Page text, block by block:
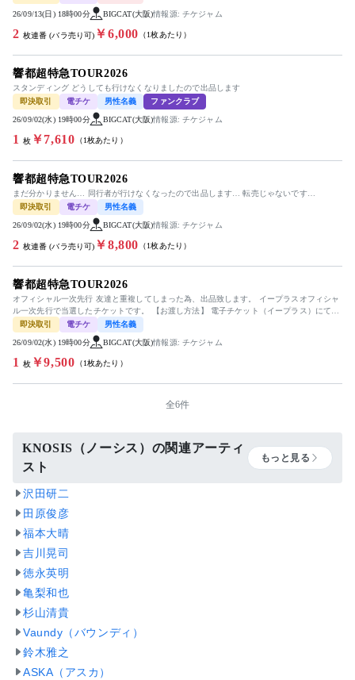
26/09/13(日) 18時00分 BIGCAT(大阪)情報源: チケジャム
2 枚連番 (バラ売り可) ￥6,000 （1枚あたり）
響都超特急TOUR2026
スタンディング どうしても行けなくなりましたので出品します
即決取引
電チケ 男性名義 ファンクラブ
26/09/02(水) 19時00分 BIGCAT(大阪)情報源: チケジャム
1 枚￥7,610 （1枚あたり）
響都超特急TOUR2026
まだ分かりません… 同行者が行けなくなったので出品します… 転売じゃないです…
即決取引
電チケ 男性名義
26/09/02(水) 19時00分 BIGCAT(大阪)情報源: チケジャム
2 枚連番 (バラ売り可) ￥8,800 （1枚あたり）
響都超特急TOUR2026
オフィシャル一次先行 友達と重複してしまった為、出品致します。 イープラスオフィシャ
ル一次先行で当選したチケットです。 【お渡し方法】 電子チケット（イープラス）にて分
配いたします。 分配可能...
即決取引 電チケ 男性名義
26/09/02(水) 19時00分 BIGCAT(大阪)情報源: チケジャム
1 枚￥9,500 （1枚あたり）
全6件
KNOSIS（ノーシス）の関連アーティ
スト
もっと見る
沢田研二
田原俊彦
福本大晴
吉川晃司
徳永英明
亀梨和也
杉山清貴
Vaundy（バウンディ）
鈴木雅之
ASKA（アスカ）